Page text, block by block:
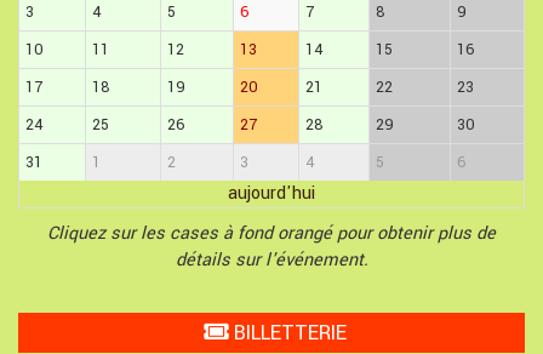
3
4 5 6 7 8
9
10
11 12 13 14 15
16
17
18 19 20 21 22
23
24
25 26 27 28 29
30
31
1 2 3 4 5 6
aujourd'hui
Cliquez sur les cases à fond orangé pour obtenir plus de
détails sur l'événement.
BILLETTERIE